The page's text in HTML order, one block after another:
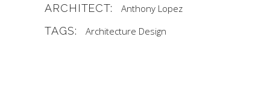
ARCHITECT: Anthony Lopez
TAGS: Architecture Design